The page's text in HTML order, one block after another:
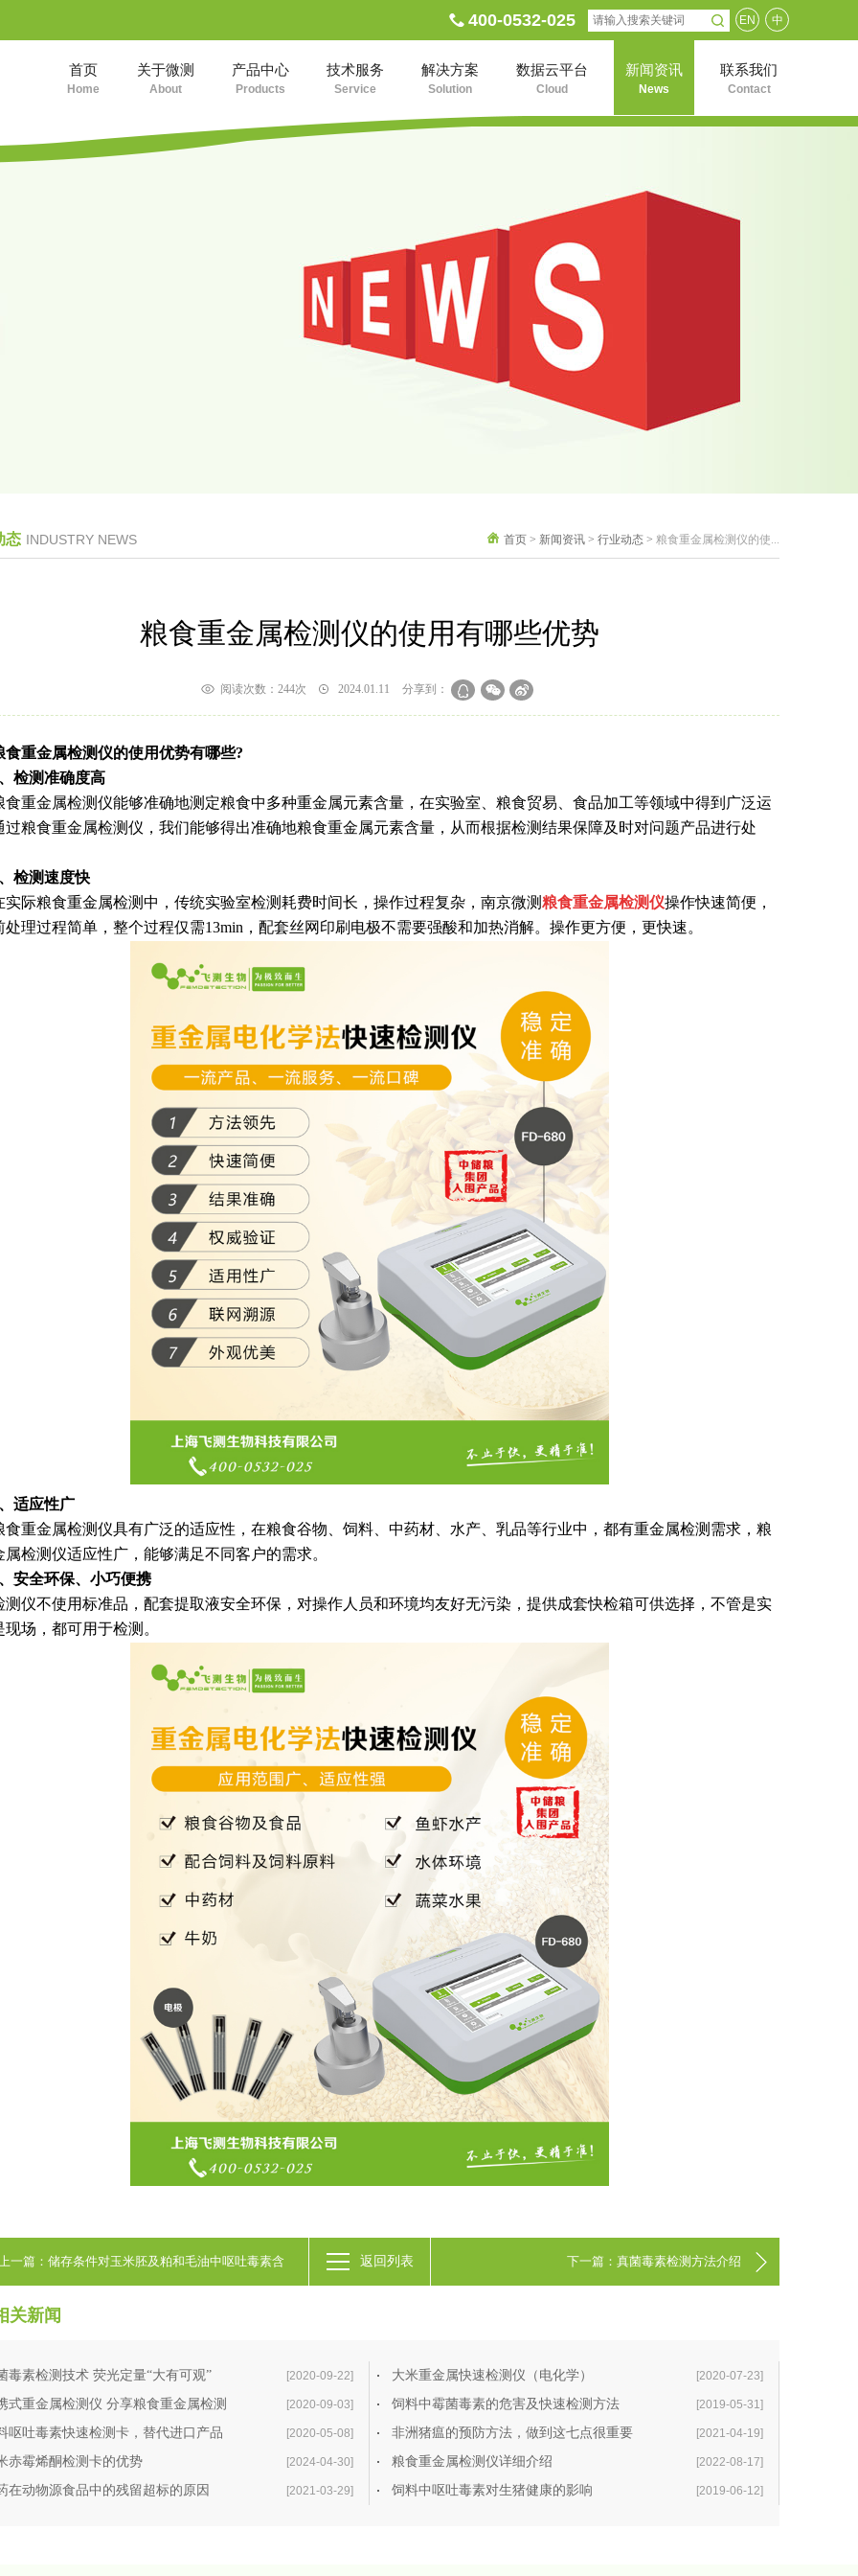
EN 中
400-0532-025
首页
Home
关于微测
About
产品中心
Products
技术服务
Service
解决方案
Solution
数据云平台
Cloud
新闻资讯
News
联系我们
Contact
态 INDUSTRY NEWS 首页 > 新闻资讯 > 行业动态 > 粮食重金属检测仪的使...
粮食重金属检测仪的使用有哪些优势
阅读次数： 244次 2024.01.11 分享到：
食重金属检测仪的使用优势有哪些?
检测准确度高
金属检测仪能够准确地测定粮食中多种重金属元素含量，在实验室、粮食贸易、食品加工等领域中得到广泛运
过粮食重金属检测仪，我们能够得出准确地粮食重金属元素含量，从而根据检测结果保障及时对问题产品进行处
检测速度快
粮食重金属检测中，传统实验室检测耗费时间长，操作过程复杂，南京微测粮食重金属检测仪操作快速简便，
处理过程简单，整个过程仅需13min，配套丝网印刷电极不需要强酸和加热消解。操作更方便，更快速。
适应性广
金属检测仪具有广泛的适应性，在粮食谷物、饲料、中药材、水产、乳品等行业中，都有重金属检测需求，粮
属检测仪适应性广，能够满足不同客户的需求。
安全环保、小巧便携
不使用标准品，配套提取液安全环保，对操作人员和环境均友好无污染，提供成套快检箱可供选择，不管是实
现场，都可用于检测。
一篇：储存条件对玉米胚及粕和毛油中呕吐毒素含
的影响
下一篇：真菌毒素检测方法介绍
返回列表
关新闻
毒素检测技术 荧光定量“大有可观” [2020-09-22] 大米重金属快速检测仪（电化学） [2020-07-23]
式重金属检测仪 分享粮食重金属检测 [2020-09-03] 饲料中霉菌毒素的危害及快速检测方法 [2019-05-31]
呕吐毒素快速检测卡，替代进口产品 [2020-05-08] 非洲猪瘟的预防方法，做到这七点很重要 [2021-04-19]
赤霉烯酮检测卡的优势 [2024-04-30] 粮食重金属检测仪详细介绍 [2022-08-17]
在动物源食品中的残留超标的原因 [2021-03-29] 饲料中呕吐毒素对生猪健康的影响 [2019-06-12]